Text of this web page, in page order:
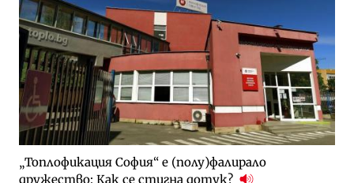
„Топлофикация София“ e (полу)фалирало
дружество: Как се стигна дотук?